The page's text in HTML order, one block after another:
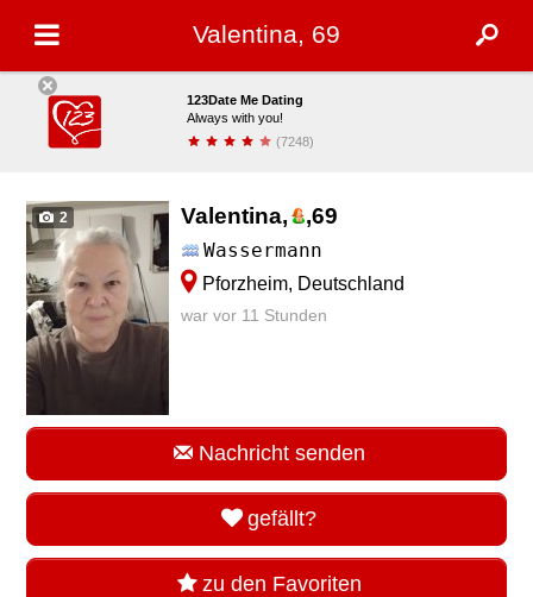
Valentina, 69
123Date Me Dating
Always with you!
(7248)
2
Valentina, ,69
Wassermann
Pforzheim, Deutschland
war vor 11 Stunden
Nachricht senden
gefällt?
zu den Favoriten